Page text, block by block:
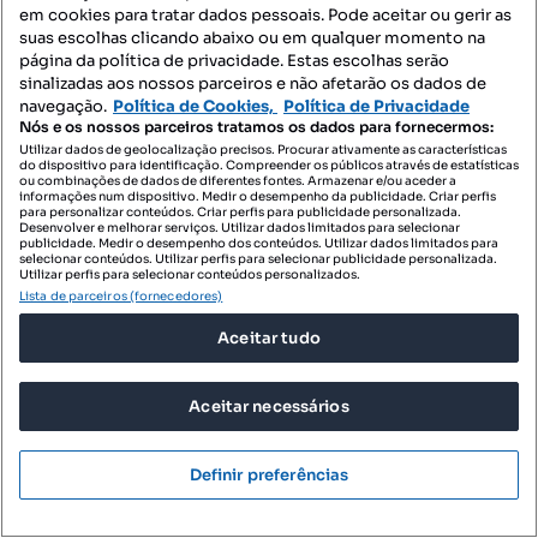
em cookies para tratar dados pessoais. Pode aceitar ou gerir as
suas escolhas clicando abaixo ou em qualquer momento na
página da política de privacidade. Estas escolhas serão
sinalizadas aos nossos parceiros e não afetarão os dados de
navegação. Política de Cookies, Política de Privacidade
Nós e os nossos parceiros tratamos os dados para fornecermos:
Utilizar dados de geolocalização precisos. Procurar ativamente as características
do dispositivo para identificação. Compreender os públicos através de estatísticas
ou combinações de dados de diferentes fontes. Armazenar e/ou aceder a
informações num dispositivo. Medir o desempenho da publicidade. Criar perfis
para personalizar conteúdos. Criar perfis para publicidade personalizada.
Desenvolver e melhorar serviços. Utilizar dados limitados para selecionar
publicidade. Medir o desempenho dos conteúdos. Utilizar dados limitados para
selecionar conteúdos. Utilizar perfis para selecionar publicidade personalizada.
Utilizar perfis para selecionar conteúdos personalizados.
Lista de parceiros (fornecedores)
Aceitar tudo
Aceitar necessários
Definir preferências